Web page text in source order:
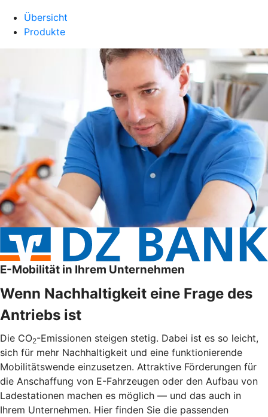
Übersicht
Produkte
E-Mobilität in Ihrem Unternehmen
Wenn Nachhaltigkeit eine Frage des
Antriebs ist
Die CO2-Emissionen steigen stetig. Dabei ist es so leicht,
sich für mehr Nachhaltigkeit und eine funktionierende
Mobilitätswende einzusetzen. Attraktive Förderungen für
die Anschaffung von E-Fahrzeugen oder den Aufbau von
Ladestationen machen es möglich — und das auch in
Ihrem Unternehmen. Hier finden Sie die passenden